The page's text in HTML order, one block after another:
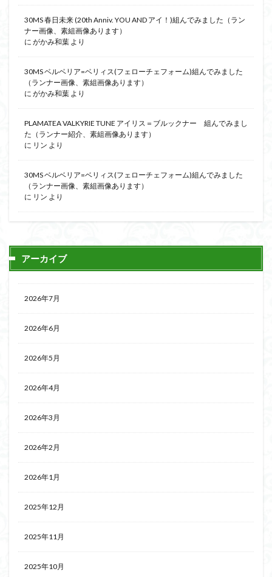
30MS 春日未来 (20th Anniv. YOU AND アイ！)組んでみました（ラン
ナー画像、素組画像あります）
に がかみ和葉 より
30MS ベルベリア=ベリィス(フェローチェフォーム)組んでみました
（ランナー画像、素組画像あります）
に がかみ和葉 より
PLAMATEA VALKYRIE TUNE アイリス＝ブルックナー 組んでみまし
た（ランナー紹介、素組画像あります）
に リン より
30MS ベルベリア=ベリィス(フェローチェフォーム)組んでみました
（ランナー画像、素組画像あります）
に リン より
アーカイブ
2026年7月
2026年6月
2026年5月
2026年4月
2026年3月
2026年2月
2026年1月
2025年12月
2025年11月
2025年10月